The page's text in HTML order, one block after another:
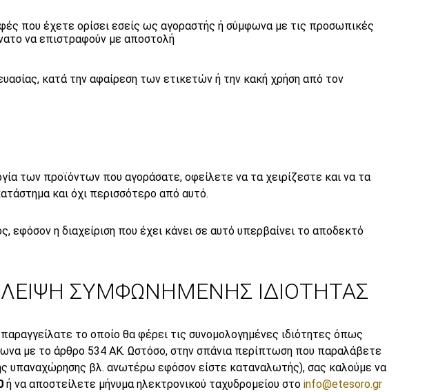
που έχετε ορίσει εσείς ως αγοραστής ή σύμφωνα με τις προσωπικές
να επιστραφούν με αποστολή
κατά την αφαίρεση των ετικετών ή την κακή χρήση από τον
των προϊόντων που αγοράσατε, οφείλετε να τα χειρίζεστε και να τα
και όχι περισσότερο από αυτό.
η διαχείριση που έχει κάνει σε αυτό υπερβαίνει το αποδεκτό
ΣΥΜΦΩΝΗΜΕΝΗΣ ΙΔΙΟΤΗΤΑΣ
το οποίο θα φέρει τις συνομολογημένες ιδιότητες όπως
με το άρθρο 534 ΑΚ. Ωστόσο, στην σπάνια περίπτωση που παραλάβετε
υπαναχώρησης βλ. ανωτέρω εφόσον είστε καταναλωτής), σας καλούμε να
ή να αποστείλετε μήνυμα ηλεκτρονικού ταχυδρομείου στο info@etesoro.gr